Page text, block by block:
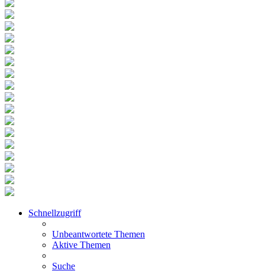
Schnellzugriff
Unbeantwortete Themen
Aktive Themen
Suche